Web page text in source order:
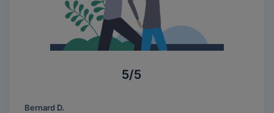
5/5
Bernard D.